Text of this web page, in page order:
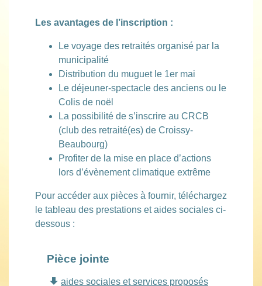
Les avantages de l’inscription :
Le voyage des retraités organisé par la
municipalité
Distribution du muguet le 1er mai
Le déjeuner-spectacle des anciens ou le
Colis de noël
La possibilité de s’inscrire au CRCB
(club des retraité(es) de Croissy-
Beaubourg)
Profiter de la mise en place d’actions
lors d’évènement climatique extrême
Pour accéder aux pièces à fournir, téléchargez
le tableau des prestations et aides sociales ci-
dessous :
Pièce jointe
file_download aides sociales et services proposés